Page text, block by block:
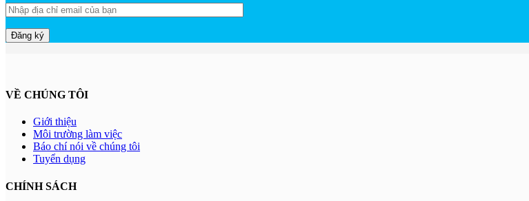
VỀ CHÚNG TÔI
Giới thiệu
Môi trường làm việc
Báo chí nói về chúng tôi
Tuyển dụng
CHÍNH SÁCH